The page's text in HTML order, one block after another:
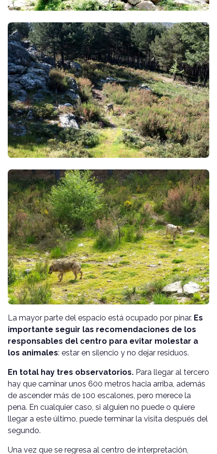
La mayor parte del espacio está ocupado por pinar. Es
importante seguir las recomendaciones de los
responsables del centro para evitar molestar a
los animales: estar en silencio y no dejar residuos.
En total hay tres observatorios. Para llegar al tercero
hay que caminar unos 600 metros hacia arriba, además
de ascender más de 100 escalones, pero merece la
pena. En cualquier caso, si alguien no puede o quiere
llegar a este último, puede terminar la visita después del
segundo.
Una vez que se regresa al centro de interpretación,